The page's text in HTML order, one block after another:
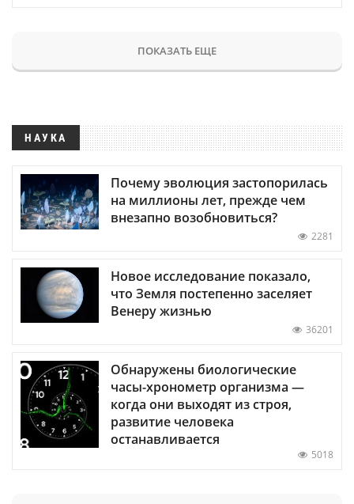
ПОКАЗАТЬ ЕЩЕ
НАУКА
Почему эволюция застопорилась
на миллионы лет, прежде чем
внезапно возобновиться?
2281
Новое исследование показало,
что Земля постепенно заселяет
Венеру жизнью
36201
Обнаружены биологические
часы-хронометр организма —
когда они выходят из строя,
развитие человека
останавливается
5018